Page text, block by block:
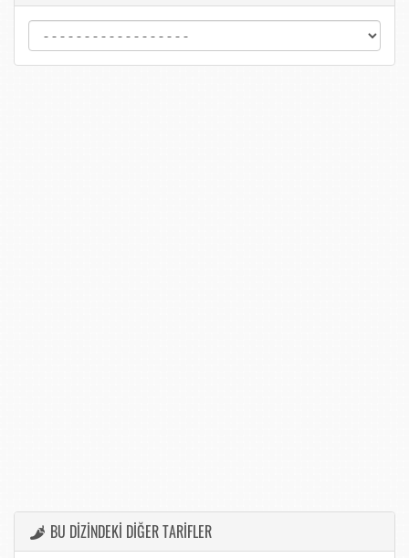
BU DİZİNDEKİ DİĞER TARİFLER